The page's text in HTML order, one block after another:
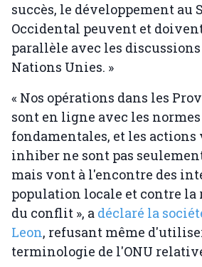
succès, le développement au
Occidental peuvent et
parallèle avec les
Nations Unies. »
« Nos opérations dans les
sont en ligne avec les
fondamentales, et les actions
inhiber ne sont pas
mais vont à l'encontre des
population locale et contre
du conflit », a déclaré la
Leon, refusant même
terminologie de l'ONU